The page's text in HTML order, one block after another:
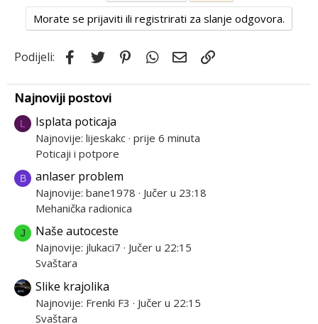
Morate se prijaviti ili registrirati za slanje odgovora.
Podijeli: Facebook
Twitter PinterestWhatsApp
Email
Najnoviji postovi
L Isplata poticaja
Najnovije: lijeskakc prije 6 minuta
Poticaji i potpore
B anlaser problem
Najnovije: bane1978
Jučer u 23:18
Mehanička radionica
J Naše autoceste
Najnovije: jlukaci7
Jučer u 22:15
Svaštara
Slike krajolika
Najnovije: Frenki F3
Jučer u 22:15
Svaštara